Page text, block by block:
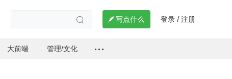
  写点什么 登录 / 注册
大前端 管理/文化